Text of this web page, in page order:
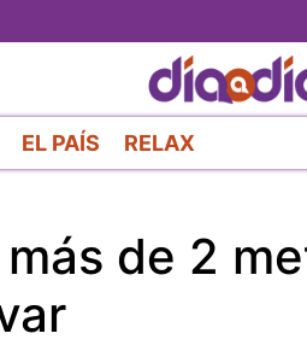
al
EL PAÍS RELAX
de 2